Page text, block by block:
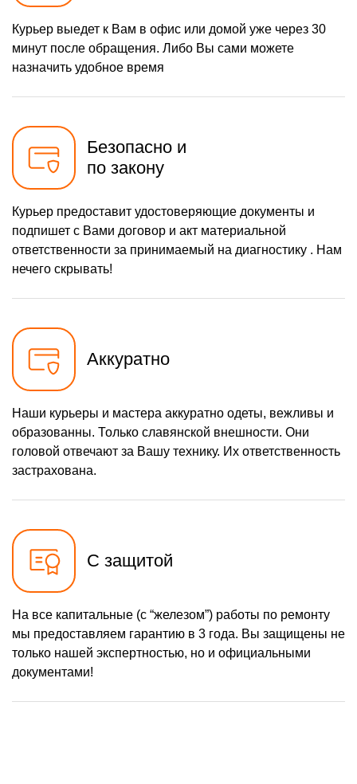
Курьер выедет к Вам в офис или домой уже через 30
минут после обращения. Либо Вы сами можете
назначить удобное время
Безопасно и
по закону
Курьер предоставит удостоверяющие документы и
подпишет с Вами договор и акт материальной
ответственности за принимаемый на диагностику . Нам
нечего скрывать!
Аккуратно
Наши курьеры и мастера аккуратно одеты, вежливы и
образованны. Только славянской внешности. Они
головой отвечают за Вашу технику. Их ответственность
застрахована.
С защитой
На все капитальные (с “железом”) работы по ремонту
мы предоставляем гарантию в 3 года. Вы защищены не
только нашей экспертностью, но и официальными
документами!